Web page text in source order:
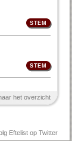
het overzicht
Eftelist op Twitter